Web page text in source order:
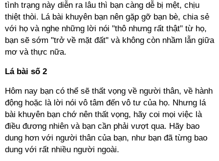
tình trạng này diễn ra lâu thì bạn càng dễ bị mệt, chịu
thiệt thòi. Lá bài khuyên bạn nên gặp gỡ bạn bè, chia sẻ
với họ và nghe những lời nói "thô nhưng rất thật" từ họ,
bạn sẽ sớm "trở về mặt đất" và không còn nhầm lẫn giữa
mơ và thực nữa.
Lá bài số 2
Hôm nay bạn có thể sẽ thất vọng về người thân, về hành
động hoặc là lời nói vô tâm đến vô tư của họ. Nhưng lá
bài khuyên bạn chớ nên thất vọng, hãy coi mọi việc là
điều đương nhiên và bạn cần phải vượt qua. Hãy bao
dung hơn với người thân của bạn, như bạn đã từng bao
dung với rất nhiều người ngoài.